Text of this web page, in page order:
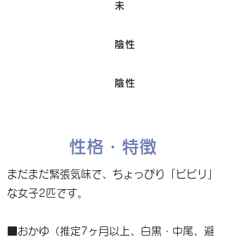
未
陰性
陰性
性格・特徴
まだまだ緊張気味で、ちょっぴり「ビビリ」
な女子2匹です。
■おかゆ（推定7ヶ月以上、白黒・中尾、避